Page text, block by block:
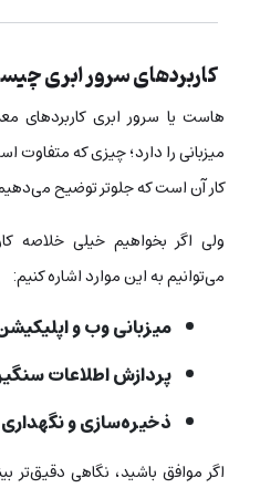
کاربردهای سرور ابری
هاست یا سرور ابری
میزبانی را دارد؛ چیزی که متفاوت
کار آن است که جلوتر توضیح
ولی اگر بخواهیم خیلی خلاصه
می‌توانیم به این موارد اشاره کنیم:
میزبانی وب و
پردازش اطلاعات
ذخیره‌سازی و نگهداری
اگر موافق باشید، نگاهی دقیق‌تر